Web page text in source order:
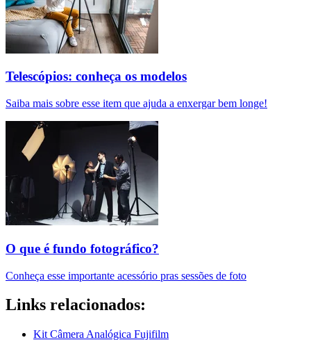
Telescópios: conheça os modelos
Saiba mais sobre esse item que ajuda a enxergar bem longe!
O que é fundo fotográfico?
Conheça esse importante acessório pras sessões de foto
Links relacionados:
Kit Câmera Analógica Fujifilm